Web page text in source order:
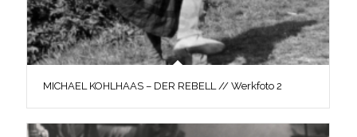
MICHAEL KOHLHAAS – DER REBELL // Werkfoto 2